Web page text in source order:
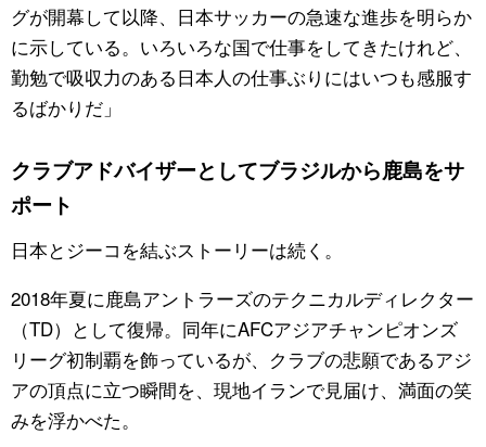
グが開幕して以降、日本サッカーの急速な進歩を明らか
に示している。いろいろな国で仕事をしてきたけれど、
勤勉で吸収力のある日本人の仕事ぶりにはいつも感服す
るばかりだ」
クラブアドバイザーとしてブラジルから鹿島をサ
ポート
日本とジーコを結ぶストーリーは続く。
2018年夏に鹿島アントラーズのテクニカルディレクター
（TD）として復帰。同年にAFCアジアチャンピオンズ
リーグ初制覇を飾っているが、クラブの悲願であるアジ
アの頂点に立つ瞬間を、現地イランで見届け、満面の笑
みを浮かべた。